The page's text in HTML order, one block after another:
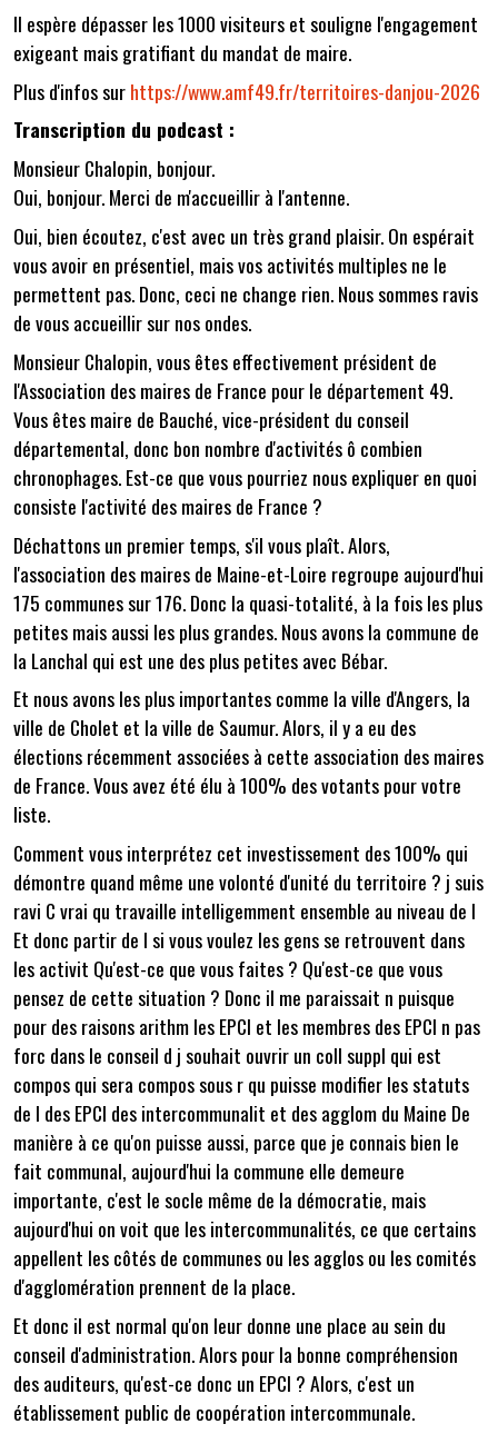
Il espère dépasser les 1000 visiteurs et souligne l'engagement
exigeant mais gratifiant du mandat de maire.
Plus d'infos surhttps://www.amf49.fr/territoires-danjou-2026
Transcription du podcast :
Monsieur Chalopin, bonjour.
Oui, bonjour. Merci de m'accueillir à l'antenne.
Oui, bien écoutez, c'est avec un très grand plaisir. On espérait
vous avoir en présentiel, mais vos activités multiples ne le
permettent pas. Donc, ceci ne change rien. Nous sommes ravis
de vous accueillir sur nos ondes.
Monsieur Chalopin, vous êtes effectivement président de
l'Association des maires de France pour le département 49.
Vous êtes maire de Bauché, vice-président du conseil
départemental, donc bon nombre d'activités ô combien
chronophages. Est-ce que vous pourriez nous expliquer en quoi
consiste l'activité des maires de France ?
Déchattons un premier temps, s'il vous plaît. Alors,
l'association des maires de Maine-et-Loire regroupe aujourd'hui
175 communes sur 176. Donc la quasi-totalité, à la fois les plus
petites mais aussi les plus grandes. Nous avons la commune de
la Lanchal qui est une des plus petites avec Bébar.
Et nous avons les plus importantes comme la ville d'Angers, la
ville de Cholet et la ville de Saumur. Alors, il y a eu des
élections récemment associées à cette association des maires
de France. Vous avez été élu à 100% des votants pour votre
liste.
Comment vous interprétez cet investissement des 100% qui
démontre quand même une volonté d'unité du territoire ? j suis
ravi C vrai qu travaille intelligemment ensemble au niveau de l
Et donc partir de l si vous voulez les gens se retrouvent dans
les activit Qu'est-ce que vous faites ? Qu'est-ce que vous
pensez de cette situation ? Donc il me paraissait n puisque
pour des raisons arithm les EPCI et les membres des EPCI n pas
forc dans le conseil d j souhait ouvrir un coll suppl qui est
compos qui sera compos sous r qu puisse modifier les statuts
de l des EPCI des intercommunalit et des agglom du Maine De
manière à ce qu'on puisse aussi, parce que je connais bien le
fait communal, aujourd'hui la commune elle demeure
importante, c'est le socle même de la démocratie, mais
aujourd'hui on voit que les intercommunalités, ce que certains
appellent les côtés de communes ou les agglos ou les comités
d'agglomération prennent de la place.
Et donc il est normal qu'on leur donne une place au sein du
conseil d'administration. Alors pour la bonne compréhension
des auditeurs, qu'est-ce donc un EPCI ? Alors, c'est un
établissement public de coopération intercommunale.